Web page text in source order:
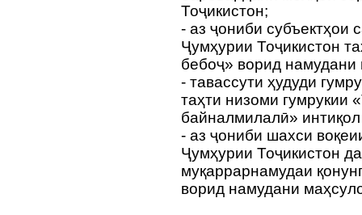
Тоҷикистон;
- аз ҷониби субъектҳои
Ҷумҳурии Тоҷикистон
бебоҷ» ворид намудани
- тавассути ҳудуди
таҳти низоми гумрукии
байналмилалӣ»
- аз ҷониби шахси
Ҷумҳурии Тоҷикистон
муқаррарнамудаи
ворид намудани